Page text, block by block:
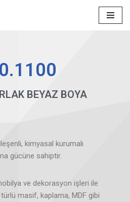
BEYAZ BOYA
kimyasal kurumalı
gücüne sahiptir.
ve dekorasyon işleri ile
masif, kaplama, MDF gibi